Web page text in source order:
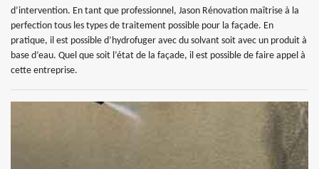
d’intervention. En tant que professionnel, Jason Rénovation maîtrise à la
perfection tous les types de traitement possible pour la façade. En
pratique, il est possible d’hydrofuger avec du solvant soit avec un produit à
base d’eau. Quel que soit l’état de la façade, il est possible de faire appel à
cette entreprise.